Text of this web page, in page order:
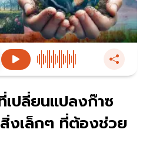
ปลี่ยนแปลงก๊าซ
สิ่งเล็กๆ ที่ต้องช่วย